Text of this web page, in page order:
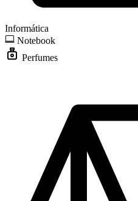
Informática
Notebook
Perfumes